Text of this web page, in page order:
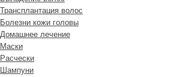
Трансплантация волос
Болезни кожи головы
Домашнее лечение
Маски
Расчески
Шампуни